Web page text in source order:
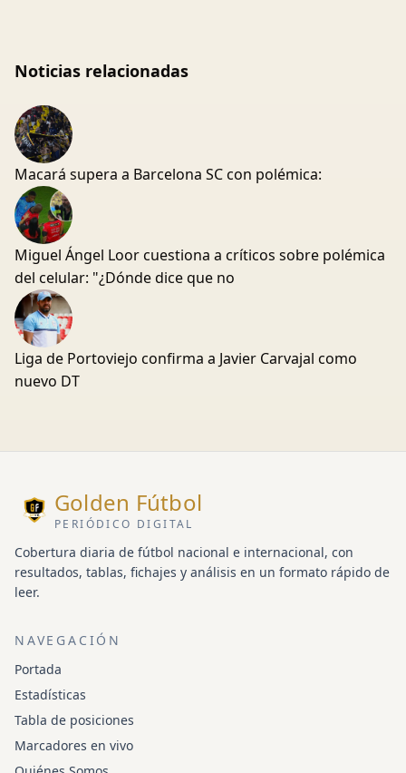
Noticias relacionadas
Macará supera a Barcelona SC con polémica:
Miguel Ángel Loor cuestiona a críticos sobre polémica
del celular: "¿Dónde dice que no
Liga de Portoviejo confirma a Javier Carvajal como
nuevo DT
Golden Fútbol
PERIÓDICO DIGITAL
Cobertura diaria de fútbol nacional e internacional, con
resultados, tablas, fichajes y análisis en un formato rápido de
leer.
NAVEGACIÓN
Portada
Estadísticas
Tabla de posiciones
Marcadores en vivo